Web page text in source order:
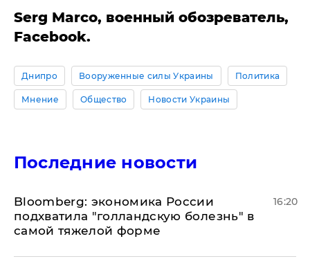
Serg Marco, военный обозреватель,
Facebook.
Днипро Вооруженные силы Украины Политика
Мнение Общество Новости Украины
Последние новости
Bloomberg: экономика России
подхватила "голландскую болезнь" в
самой тяжелой форме
16:20